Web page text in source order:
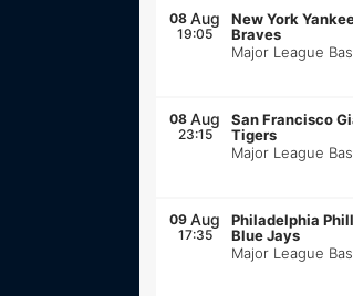
08 Aug
19:05
New York
Braves
Major League
08 Aug
23:15
San Francisco
Tigers
Major League
09 Aug
17:35
Philadelphia
Blue Jays
Major League